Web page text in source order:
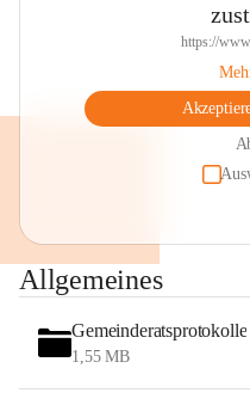
https://
Allgemeines
Gemeinderatsprotokolle
1,55 MB